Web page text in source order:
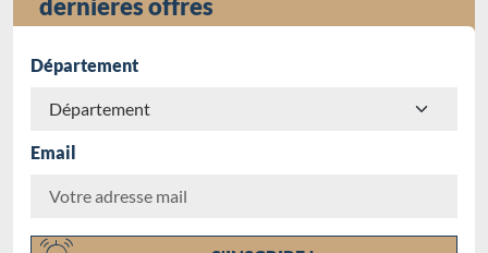
dernières offres
Département
Email